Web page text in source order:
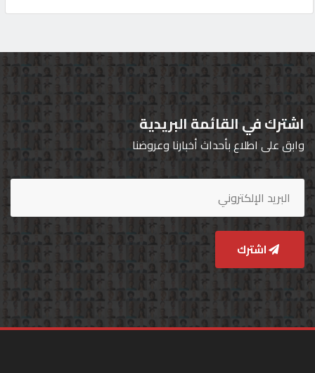
اشترك في القائمة البريدية
وابق على اطلاع بأحداث أخبارنا وعروضنا
اشترك